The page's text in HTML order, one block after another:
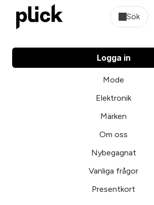
Sök
Logga in
Mode
Elektronik
Märken
Om oss
Nybegagnat
Vanliga frågor
Presentkort